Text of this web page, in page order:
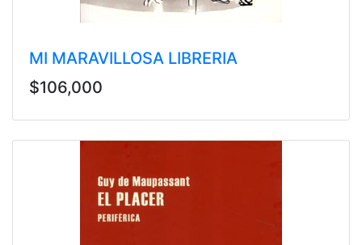
MI MARAVILLOSA LIBRERIA
$106,000